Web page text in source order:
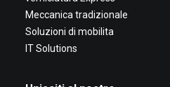
Meccanica tradizionale
Soluzioni di mobilita
IT Solutions